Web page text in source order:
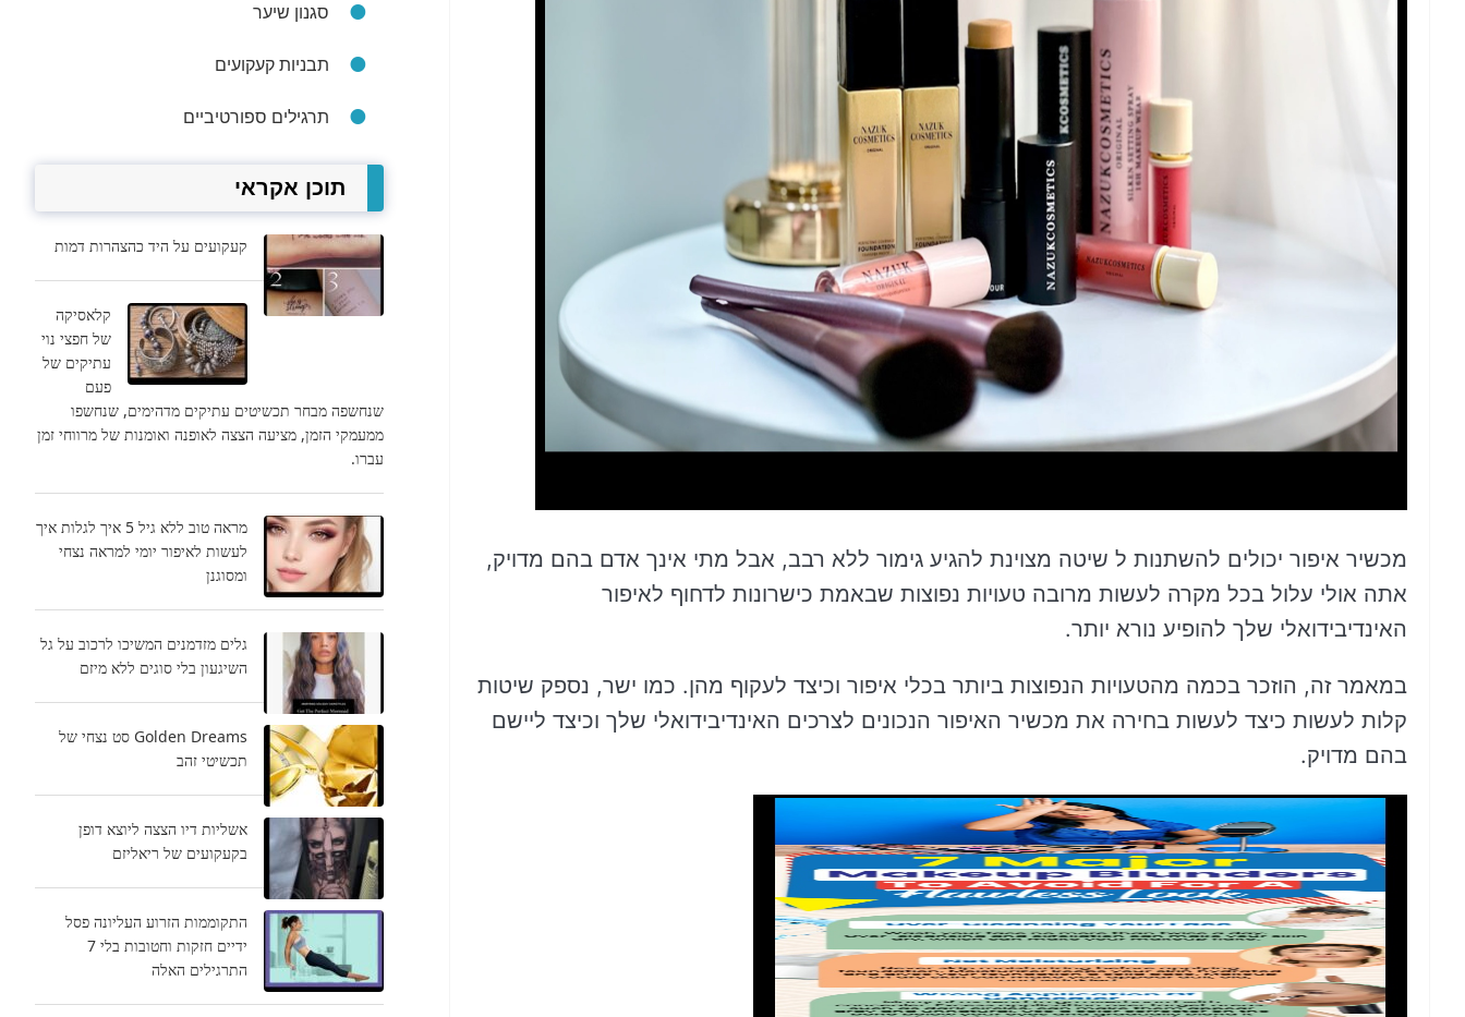
מכשיר איפור יכולים להשתנות ל שיטה מצוינת להגיע גימור ללא רבב, אבל מתי אינך אדם בהם מדויק,
אתה אולי עלול בכל מקרה לעשות מרובה טעויות נפוצות שבאמת כישרונות לדחוף לאיפור
האינדיבידואלי שלך להופיע נורא יותר.
במאמר זה, הוזכר בכמה מהטעויות הנפוצות ביותר בכלי איפור וכיצד לעקוף מהן. כמו ישר, נספק שיטות
קלות לעשות כיצד לעשות בחירה את מכשיר האיפור הנכונים לצרכים האינדיבידואלי שלך וכיצד ליישם
בהם מדויק.
סגנון שיער
תבניות קעקועים
תרגילים ספורטיביים
תוכן אקראי
קעקועים על היד כהצהרות דמות
קלאסיקה
של חפצי נוי
עתיקים של
פעם
שנחשפה מבחר תכשיטים עתיקים מדהימים, שנחשפו
ממעמקי הזמן, מציעה הצצה לאופנה ואומנות של מרווחי זמן
עברו.
מראה טוב ללא גיל 5 איך לגלות איך
לעשות לאיפור יומי למראה נצחי
ומסוגנן
גלים מזדמנים המשיכו לרכוב על גל
השיגעון בלי סוגים ללא מיזם
Golden Dreams סט נצחי של
תכשיטי זהב
אשליות דיו הצצה ליוצא דופן
בקעקועים של ריאליזם
התקוממות הזרוע העליונה פסל
ידיים חזקות וחטובות בלי 7
התרגילים האלה